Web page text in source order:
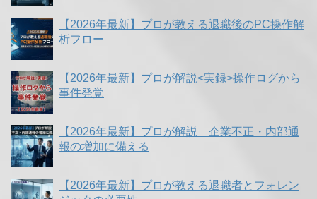
【2026年最新】プロが教える退職後のPC操作解
析フロー
【2026年最新】プロが解説<実録>操作ログから
事件発覚
【2026年最新】プロが解説 企業不正・内部通
報の増加に備える
【2026年最新】プロが教える退職者とフォレン